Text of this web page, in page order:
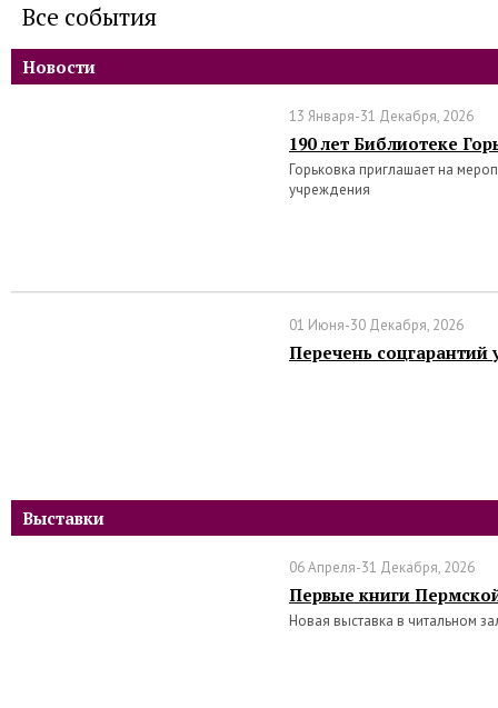
Все события
Новости
13 Января-31 Декабря, 2026
190 лет Библиотеке
Горьковка приглашает на
учреждения
01 Июня-30 Декабря, 2026
Перечень соцгарантий
Выставки
06 Апреля-31 Декабря, 2026
Первые книги
Новая выставка в читальном